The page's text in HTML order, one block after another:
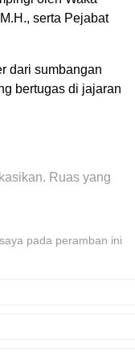
serta Pejabat
dari sumbangan
bertugas di jajaran
Ruas yang
pada peramban ini